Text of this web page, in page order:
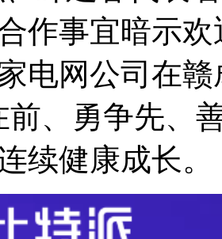
作事宜暗示
电网公司在
前、勇争先、
续健康成长。